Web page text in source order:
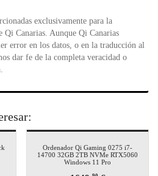
exclusivamente para la
Qi Canarias. Aunque Qi Canarias
error en los datos, o en la traducción al
dar fe de la completa veracidad o
Ordenador Qi Gaming 0275 i7-
14700 32GB 2TB NVMe RTX5060
Windows 11 Pro